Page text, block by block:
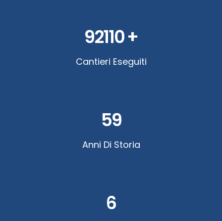
92110+
Cantieri Eseguiti
59
Anni Di Storia
6